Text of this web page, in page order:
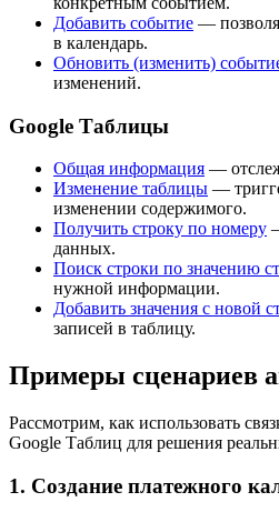
Добавить событие —
в календарь.
Обновить (изменить)
изменений.
Google Таблицы
Общая информация —
Изменение таблицы —
изменении содержимого.
Получить строку по номеру
данных.
Поиск строки по значению
нужной информации.
Добавить значения с новой
записей в таблицу.
Примеры сценариев
Рассмотрим, как использовать
Google Таблиц для решения
1. Создание платежного